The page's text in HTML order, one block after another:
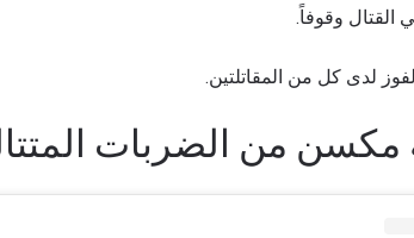
القتال وقوفاً.
لدى كل من المقاتلتين.